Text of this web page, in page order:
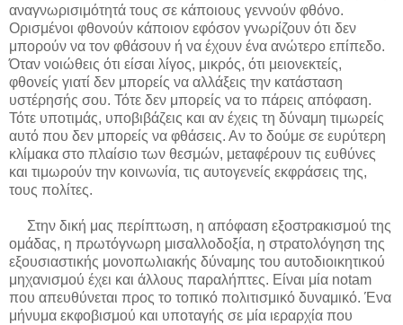
αναγνωρισιμότητά τους σε κάποιους γεννούν φθόνο.
Ορισμένοι φθονούν κάποιον εφόσον γνωρίζουν ότι δεν
μπορούν να τον φθάσουν ή να έχουν ένα ανώτερο επίπεδο.
Όταν νοιώθεις ότι είσαι λίγος, μικρός, ότι μειονεκτείς,
φθονείς γιατί δεν μπορείς να αλλάξεις την κατάσταση
υστέρησής σου. Τότε δεν μπορείς να το πάρεις απόφαση.
Τότε υποτιμάς, υποβιβάζεις και αν έχεις τη δύναμη τιμωρείς
αυτό που δεν μπορείς να φθάσεις. Αν το δούμε σε ευρύτερη
κλίμακα στο πλαίσιο των θεσμών, μεταφέρουν τις ευθύνες
και τιμωρούν την κοινωνία, τις αυτογενείς εκφράσεις της,
τους πολίτες.
Στην δική μας περίπτωση, η απόφαση εξοστρακισμού της
ομάδας, η πρωτόγνωρη μισαλλοδοξία, η στρατολόγηση της
εξουσιαστικής μονοπωλιακής δύναμης του αυτοδιοικητικού
μηχανισμού έχει και άλλους παραλήπτες. Είναι μία notam
που απευθύνεται προς το τοπικό πολιτισμικό δυναμικό. Ένα
μήνυμα εκφοβισμού και υποταγής σε μία ιεραρχία που